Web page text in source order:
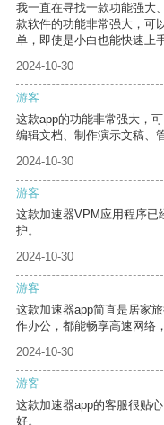
我一直在寻找一款功能强大
款软件的功能非常强大，可
单，即使是小白也能快速上手
2024-10-30
游客
这款app的功能非常强大，
编辑文档、制作演示文稿、
2024-10-30
游客
这款加速器VPM应用程序已
护。
2024-10-30
游客
这款加速器app简直是居家
作办公，都能畅享高速网络
2024-10-30
游客
这款加速器app的客服很贴
好。